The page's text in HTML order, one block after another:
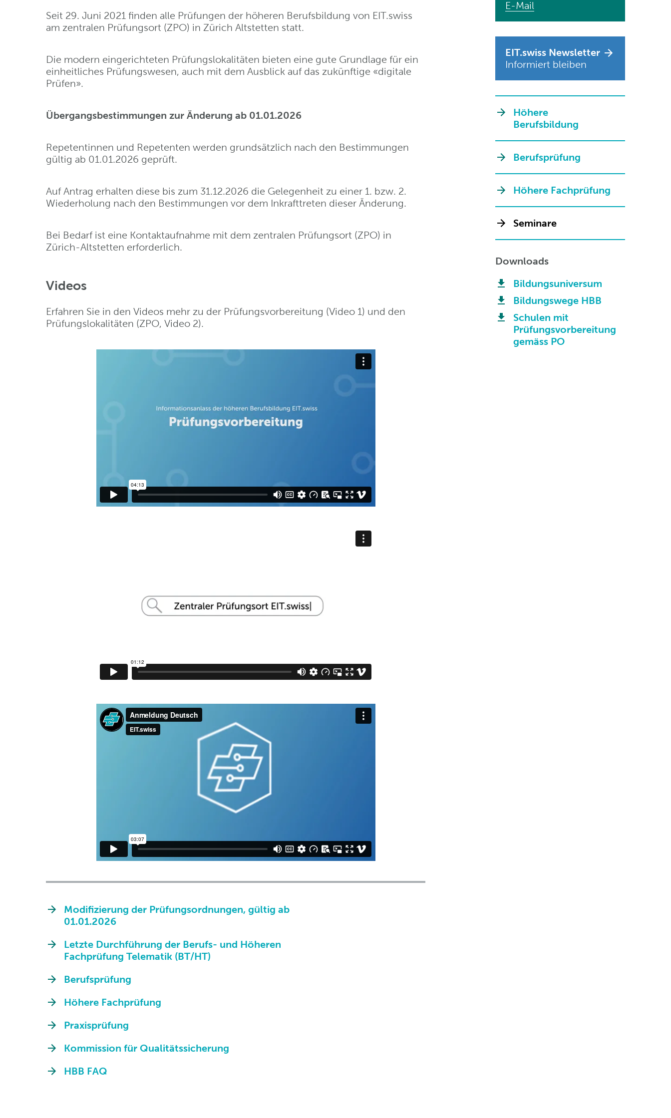
Seit 29. Juni 2021 finden alle Prüfungen der höheren Berufsbildung von EIT.swiss
am zentralen Prüfungsort (ZPO) in Zürich Altstetten statt.
Die modern eingerichteten Prüfungslokalitäten bieten eine gute Grundlage für ein
einheitliches Prüfungswesen, auch mit dem Ausblick auf das zukünftige «digitale
Prüfen».
Übergangsbestimmungen zur Änderung ab 01.01.2026
Repetentinnen und Repetenten werden grundsätzlich nach den Bestimmungen
gültig ab 01.01.2026 geprüft.
Auf Antrag erhalten diese bis zum 31.12.2026 die Gelegenheit zu einer 1. bzw. 2.
Wiederholung nach den Bestimmungen vor dem Inkrafttreten dieser Änderung.
Bei Bedarf ist eine Kontaktaufnahme mit dem zentralen Prüfungsort (ZPO) in
Zürich-Altstetten erforderlich.
Videos
Erfahren Sie in den Videos mehr zu der Prüfungsvorbereitung (Video 1) und den
Prüfungslokalitäten (ZPO, Video 2).
Modifizierung der Prüfungsordnungen, gültig ab
01.01.2026
Letzte Durchführung der Berufs- und Höheren
Fachprüfung Telematik (BT/HT)
Berufsprüfung
Höhere Fachprüfung
Praxisprüfung
Kommission für Qualitätssicherung
HBB FAQ
E-Mail
EIT.swiss Newsletter
Informiert bleiben
Höhere
Berufsbildung
Berufsprüfung
Höhere Fachprüfung
Seminare
Downloads
Bildungsuniversum
Bildungswege HBB
Schulen mit
Prüfungsvorbereitung
gemäss PO